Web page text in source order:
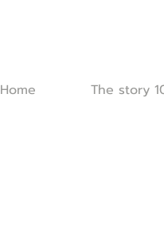
Home The story